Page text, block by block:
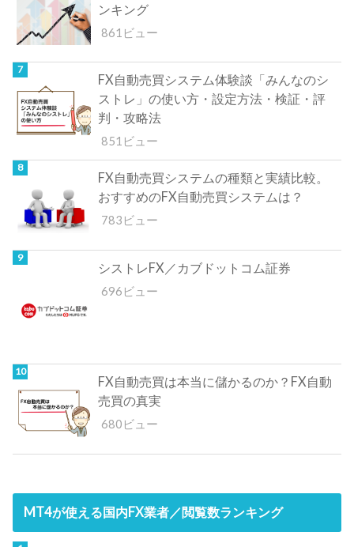
ンキング
861ビュー
FX自動売買システム体験談「みんなのシ
ストレ」の使い方・設定方法・検証・評
判・攻略法
851ビュー
FX自動売買システムの種類と実績比較。
おすすめのFX自動売買システムは？
783ビュー
シストレFX／カブドットコム証券
696ビュー
FX自動売買は本当に儲かるのか？FX自動
売買の真実
680ビュー
MT4が使える国内FX業者／閲覧数ランキング